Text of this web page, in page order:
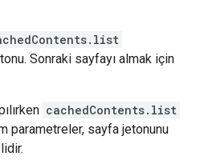
Sonraki sayfayı almak için
cachedContents.list
parametreler, sayfa jetonunu